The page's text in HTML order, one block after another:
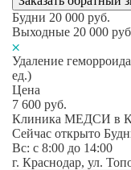
Будни 20 000 руб.
Выходные 20 000
Удаление
ед.)
Цена
7 600 руб.
Клиника МЕДСИ в
Сейчас открыто
Вс: c 8:00 до 14:00
г. Краснодар, ул.